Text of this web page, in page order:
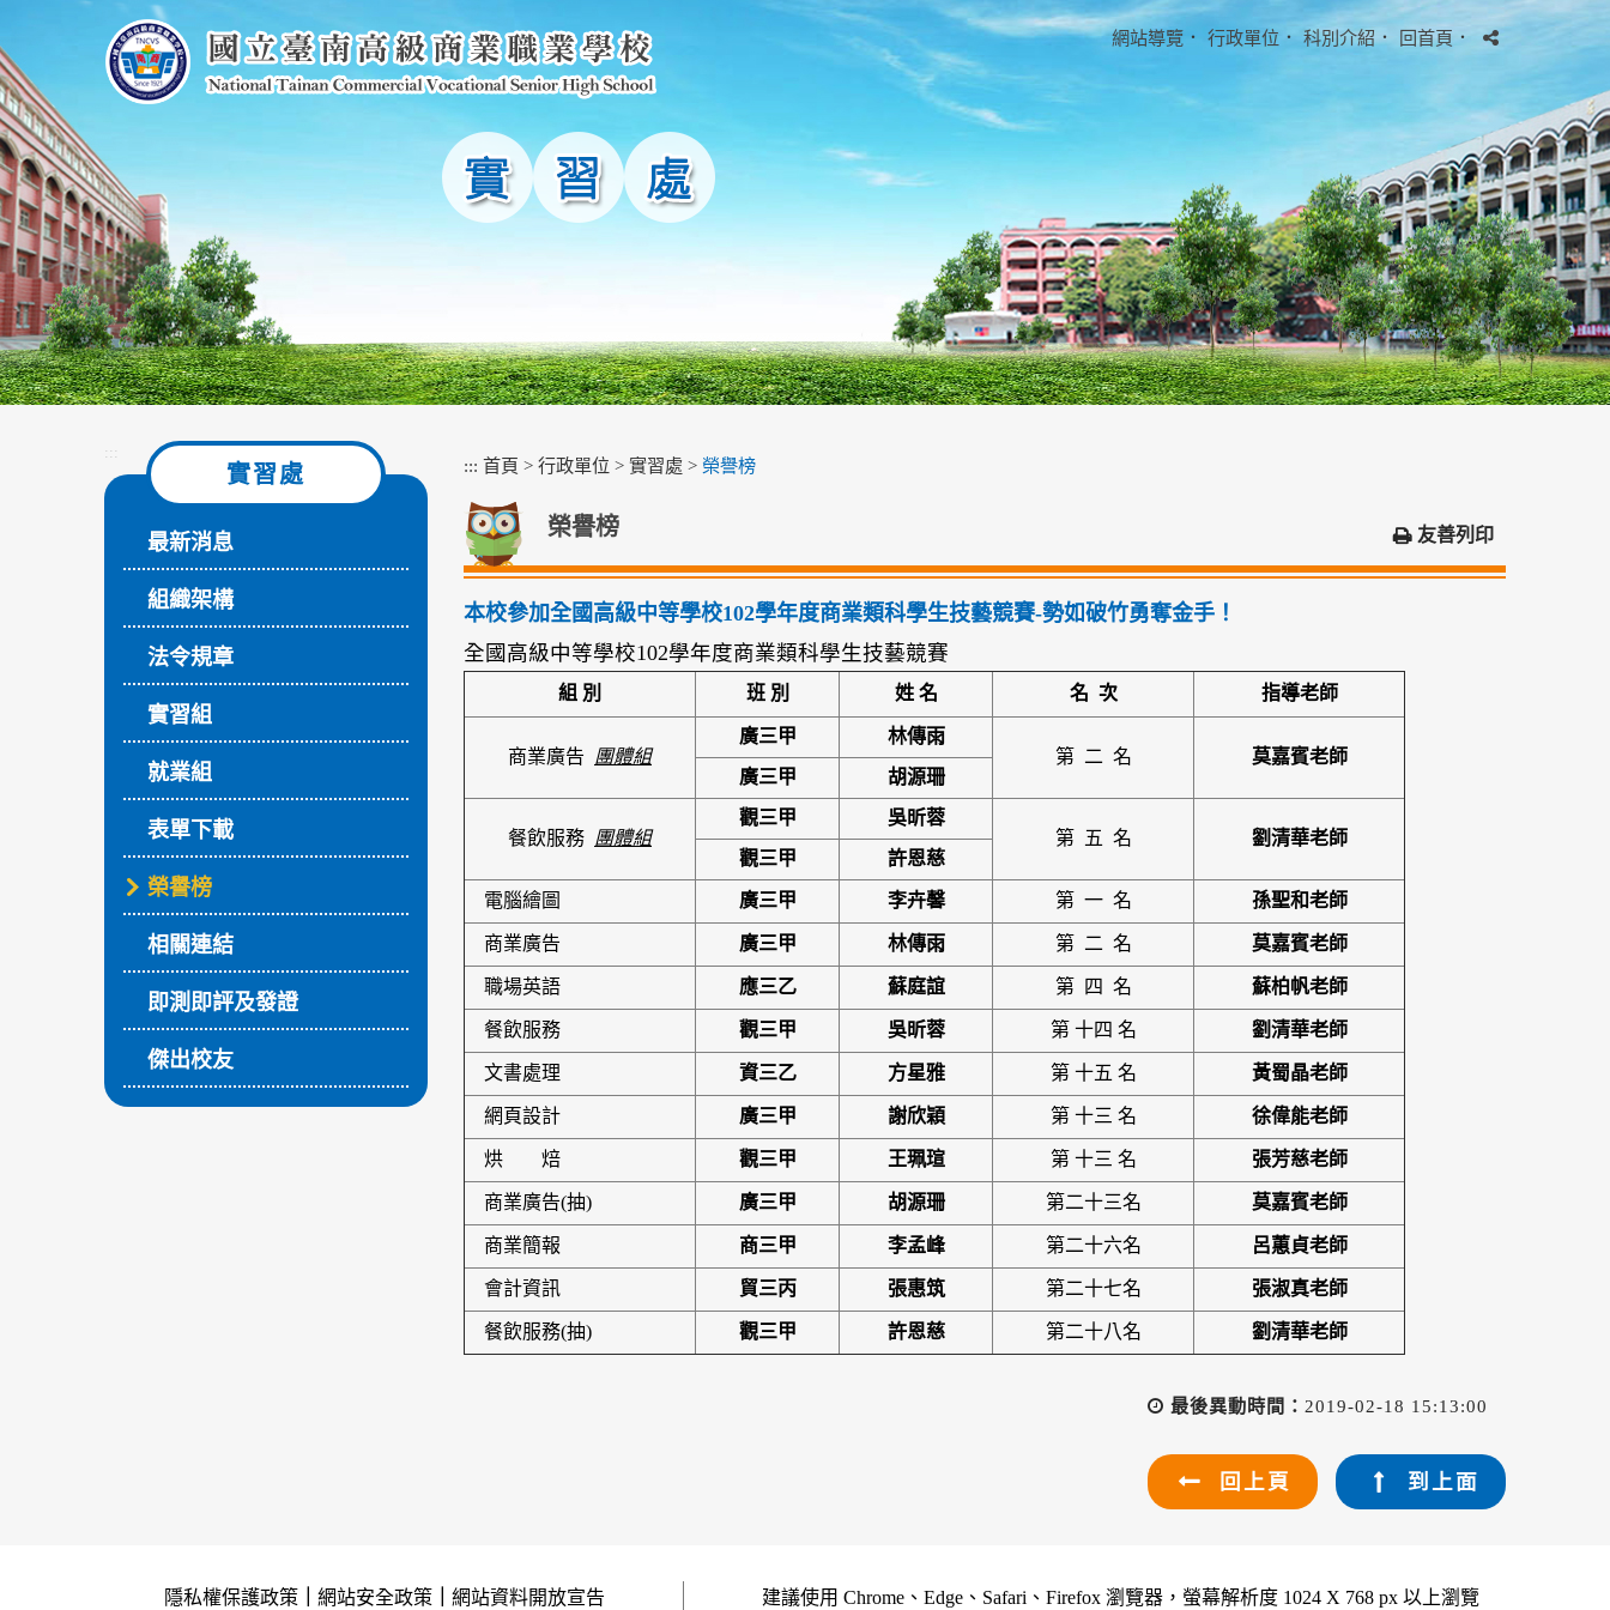
主
要
內
容
區
塊
網站導覽 ． 行政單位 ． 科別介紹． 回首頁．
:::
實習處
最新消息
組織架構
法令規章
實習組
就業組
表單下載
榮譽榜
相關連結
即測即評及發證
傑出校友
::: 首頁 > 行政單位 > 實習處 > 榮譽榜
榮譽榜 友善列印
本校參加全國高級中等學校102學年度商業類科學生技藝競賽-勢如破竹勇奪金手！
全國高級中等學校102學年度商業類科學生技藝競賽
組 別 班 別 姓 名 名 次 指導老師
商業廣告 團體組
廣三甲
林傳雨
第 二 名
莫嘉賓老師
廣三甲
胡源珊
餐飲服務 團體組
觀三甲
吳昕蓉
第 五 名
劉清華老師
觀三甲
許恩慈
電腦繪圖 廣三甲 李卉馨 第 一 名 孫聖和老師
商業廣告 廣三甲 林傳雨 第 二 名 莫嘉賓老師
職場英語 應三乙 蘇庭誼 第 四 名 蘇柏帆老師
餐飲服務 觀三甲 吳昕蓉 第 十四 名 劉清華老師
文書處理 資三乙 方星雅 第 十五 名 黃蜀晶老師
網頁設計 廣三甲 謝欣穎 第 十三 名 徐偉能老師
烘 焙 觀三甲 王珮瑄 第 十三 名 張芳慈老師
商業廣告(抽) 廣三甲 胡源珊 第二十三名 莫嘉賓老師
商業簡報 商三甲 李孟峰 第二十六名 呂蕙貞老師
會計資訊 貿三丙 張惠筑 第二十七名 張淑真老師
餐飲服務(抽) 觀三甲 許恩慈 第二十八名 劉清華老師
最後異動時間： 2019-02-18 15:13:00
回上頁 到上面
隱私權保護政策 網站安全政策 網站資料開放宣告 建議使用 Chrome、Edge、Safari、Firefox 瀏覽器，螢幕解析度 1024 X 768 px 以上瀏覽